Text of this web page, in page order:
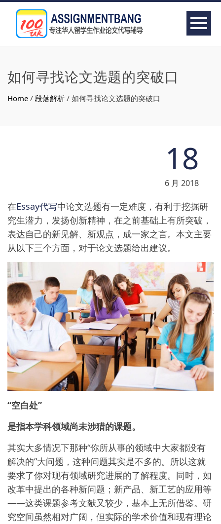
如何寻找论文选题的突破口
Home / 段落解析 / 如何寻找论文选题的突破口
18
6 月 2018
在Essay代写中论文选题有一定难度，有利于挖掘研
究生潜力，发扬创新精神，在之前基础上有所突破，
表达自己的新见解、新观点，成一家之言。本文主要
从以下三个方面，对于论文选题给出建议。
“空白处”
是指本学科领域尚未涉猎的课题。
其实大多情况下那种“你所从事的领域中大家都没有
解决的”大问题，这种问题其实是不多的。所以这就
要求了你对现有领域研究进展的了解程度。同时，如
改革中提出的各种新问题；新产品、新工艺的应用等
——这类课题参考文献又较少，基本上无所借鉴。研
究空间虽然相对广阔，但实际的学术价值和现有理论